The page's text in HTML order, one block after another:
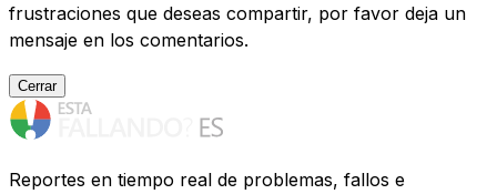
frustraciones que deseas compartir, por favor deja un
mensaje en los comentarios.
Cerrar
Reportes en tiempo real de problemas, fallos e